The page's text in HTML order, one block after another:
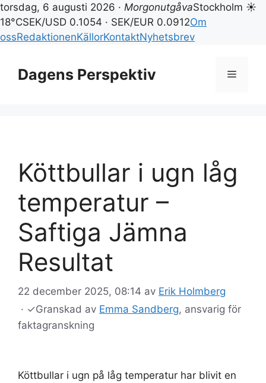
torsdag, 6 augusti 2026 · MorgonutgåvaStockholm ☀
18°CSEK/USD 0.1054 · SEK/EUR 0.0912Om
ossRedaktionenKällorKontaktNyhetsbrev
innehållDagens Perspektiv Meny
Köttbullar i ugn låg
temperatur –
Saftiga Jämna
Resultat
22 december 2025, 08:14 av Erik Holmberg
· ✓Granskad av Emma Sandberg, ansvarig för
faktagranskning
Köttbullar i ugn på låg temperatur har blivit en